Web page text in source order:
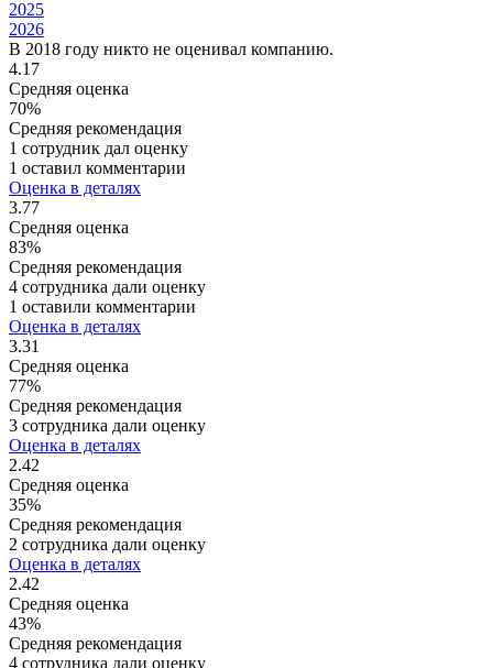
2025
2026
В 2018 году никто не оценивал компанию.
4.17
Средняя оценка
70%
Средняя рекомендация
1 сотрудник дал оценку
1 оставил комментарии
Оценка в деталях
3.77
Средняя оценка
83%
Средняя рекомендация
4 сотрудника дали оценку
1 оставили комментарии
Оценка в деталях
3.31
Средняя оценка
77%
Средняя рекомендация
3 сотрудника дали оценку
Оценка в деталях
2.42
Средняя оценка
35%
Средняя рекомендация
2 сотрудника дали оценку
Оценка в деталях
2.42
Средняя оценка
43%
Средняя рекомендация
4 сотрудника дали оценку